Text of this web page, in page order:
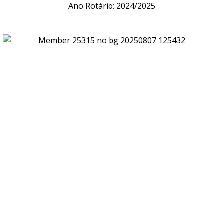
Ano Rotário: 2024/2025